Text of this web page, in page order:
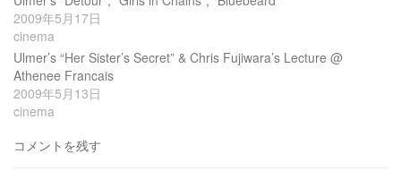
2009年5月17日
cinema
Ulmer’s “Her Sister’s Secret” & Chris Fujiwara’s Lecture @
Athenee Francais
2009年5月13日
cinema
コメントを残す